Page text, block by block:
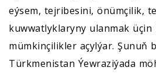
eýsem, tejribesini, önümçilik,
kuwwatlyklaryny ulanmak üçin
mümkinçilikler açylýar. Şunuň
Türkmenistan Ýewraziýada